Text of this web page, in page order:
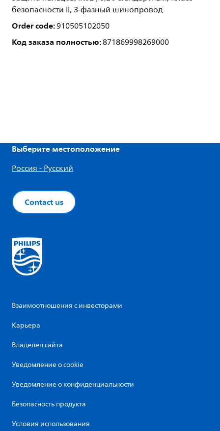
безопасности II, 3-фазный шинопровод
Order code:910505102050
Код заказа полностью:871869998269000
Выберите местоположение
Россия - Русский
Contact us
Взаимоотношения с инвесторами
Карьера
Владелец сайта
Уведомление о cookie
Уведомление о конфиденциальности
Безопасность продукта
Условия использования